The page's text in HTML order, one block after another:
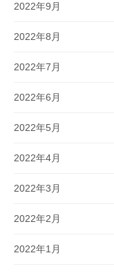
2022年9月
2022年8月
2022年7月
2022年6月
2022年5月
2022年4月
2022年3月
2022年2月
2022年1月